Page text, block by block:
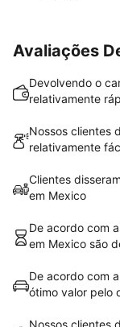
Avaliações
Devolvendo o
relativamente
Nossos clientes
relativamente
Clientes
em Mexico
De acordo com
em Mexico são
De acordo com
ótimo valor pelo
Nossos clientes